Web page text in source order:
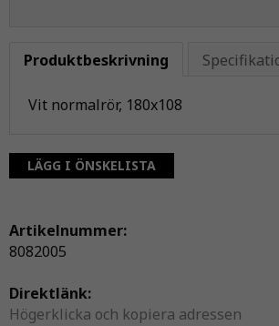
Produktbeskrivning
Vit normalrör, 180x108
LÄGG I ÖNSKELISTA
Artikelnummer:
8082005
Direktlänk:
Högerklicka och kopiera adressen